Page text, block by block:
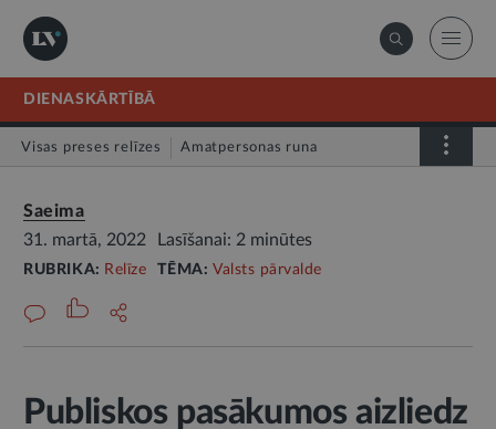
DIENASKĀRTĪBĀ
Visas preses relīzes Amatpersonas runa
Saeima
31. martā, 2022
Lasīšanai: 2 minūtes
RUBRIKA: Relīze TĒMA:Valsts pārvalde
Publiskos pasākumos aizliedz